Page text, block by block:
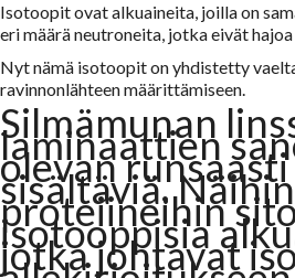
Isotoopit ovat alkuaineita, joilla on
eri määrä neutroneita, jotka eivät
Nyt nämä isotoopit on yhdistetty
ravinnonlähteen määrittämiseen.
Silmämunan
laminaattien
olevan
sisältäviä. Näihin
proteiineihin
isotooppisia
jotka johtavat